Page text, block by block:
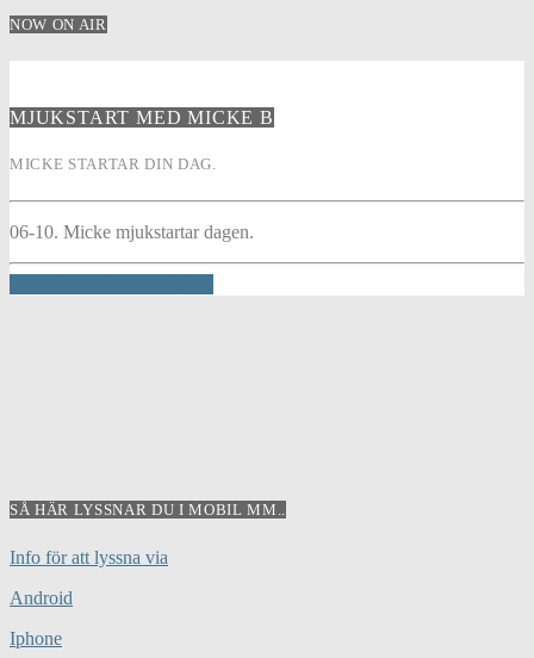
NOW ON AIR
MJUKSTART MED MICKE B
MICKE STARTAR DIN DAG.
06-10. Micke mjukstartar dagen.
SÅ HÄR LYSSNAR DU I MOBIL MM..
Info för att lyssna via
Android
Iphone